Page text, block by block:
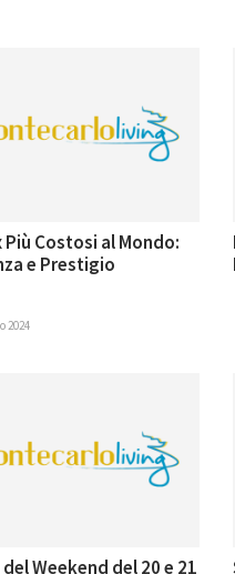
Più Costosi al Mondo:
e Prestigio
2024
Weekend del 20 e 21